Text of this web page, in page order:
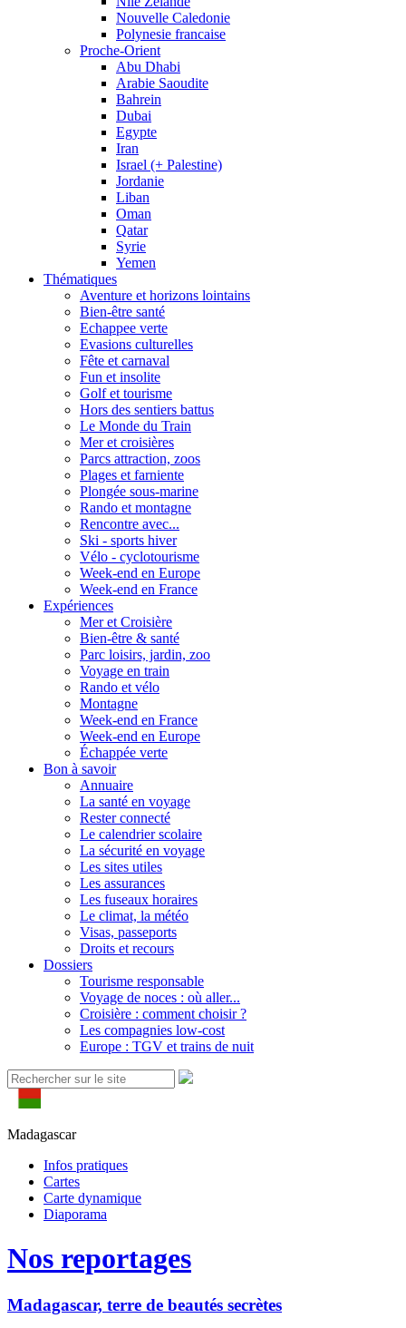
Nouvelle Caledonie
Polynesie francaise
Proche-Orient
Abu Dhabi
Arabie Saoudite
Bahrein
Dubai
Egypte
Iran
Israel (+ Palestine)
Jordanie
Liban
Oman
Qatar
Syrie
Yemen
Thématiques
Aventure et horizons lointains
Bien-être santé
Echappee verte
Evasions culturelles
Fête et carnaval
Fun et insolite
Golf et tourisme
Hors des sentiers battus
Le Monde du Train
Mer et croisières
Parcs attraction, zoos
Plages et farniente
Plongée sous-marine
Rando et montagne
Rencontre avec...
Ski - sports hiver
Vélo - cyclotourisme
Week-end en Europe
Week-end en France
Expériences
Mer et Croisière
Bien-être & santé
Parc loisirs, jardin, zoo
Voyage en train
Rando et vélo
Montagne
Week-end en France
Week-end en Europe
Échappée verte
Bon à savoir
Annuaire
La santé en voyage
Rester connecté
Le calendrier scolaire
La sécurité en voyage
Les sites utiles
Les assurances
Les fuseaux horaires
Le climat, la météo
Visas, passeports
Droits et recours
Dossiers
Tourisme responsable
Voyage de noces : où aller...
Croisière : comment choisir ?
Les compagnies low-cost
Europe : TGV et trains de nuit
Madagascar
Infos pratiques
Cartes
Carte dynamique
Diaporama
Nos reportages
Madagascar, terre de beautés secrètes